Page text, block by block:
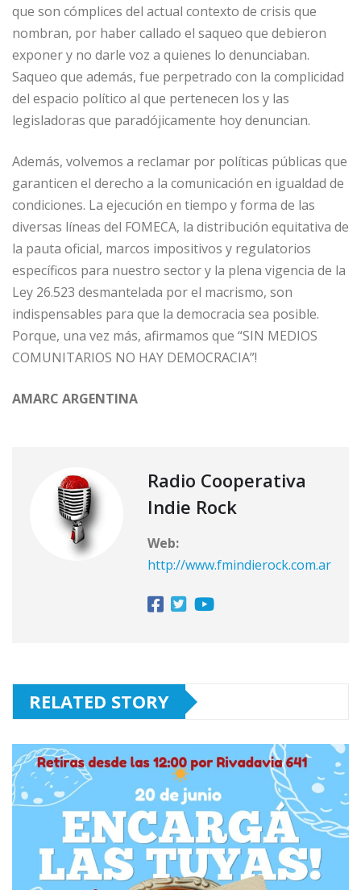
que son cómplices del actual contexto de crisis que
nombran, por haber callado el saqueo que debieron
exponer y no darle voz a quienes lo denunciaban.
Saqueo que además, fue perpetrado con la complicidad
del espacio político al que pertenecen los y las
legisladoras que paradójicamente hoy denuncian.
Además, volvemos a reclamar por políticas públicas que
garanticen el derecho a la comunicación en igualdad de
condiciones. La ejecución en tiempo y forma de las
diversas líneas del FOMECA, la distribución equitativa de
la pauta oficial, marcos impositivos y regulatorios
específicos para nuestro sector y la plena vigencia de la
Ley 26.523 desmantelada por el macrismo, son
indispensables para que la democracia sea posible.
Porque, una vez más, afirmamos que “SIN MEDIOS
COMUNITARIOS NO HAY DEMOCRACIA”!
AMARC ARGENTINA
Radio Cooperativa
Indie Rock
Web:
http://www.fmindierock.com.ar
RELATED STORY